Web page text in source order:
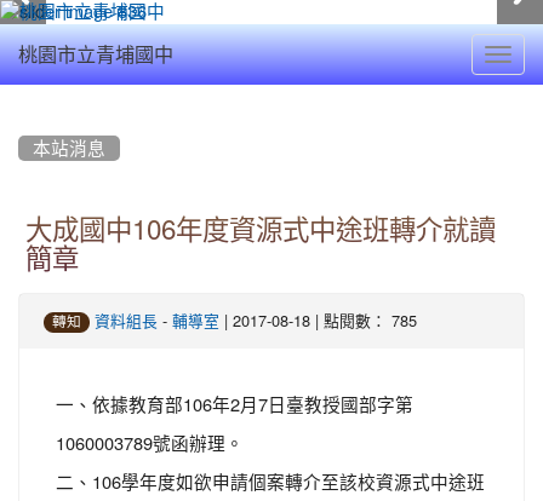
桃園市立青埔國中
本站消息
大成國中106年度資源式中途班轉介就讀
簡章
轉知 資料組長 - 輔導室 | 2017-08-18 | 點閱數： 785
一、依據教育部106年2月7日臺教授國部字第
1060003789號函辦理。
二、106學年度如欲申請個案轉介至該校資源式中途班